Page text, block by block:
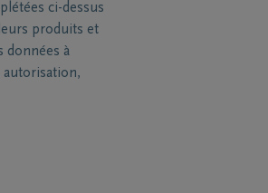
ci-dessus
produits et
données à
autorisation,